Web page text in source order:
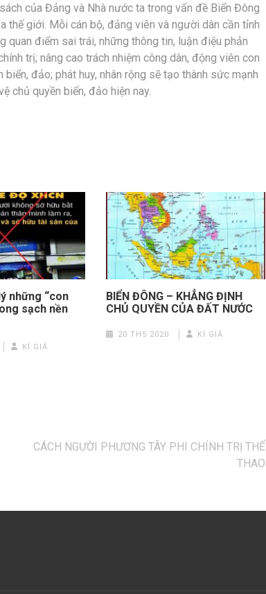
của Đảng và Nhà nước ta trong vấn đề Biển Đông
thế giới. Mỗi cán bộ, đảng viên và người dân cần tỉnh
quan điểm sai trái, những thông tin, luận điệu phản
trị; nâng cao trách nhiệm công dân, động viên con
đảo; phát huy, nhân rộng sẽ tạo thành sức mạnh
chủ quyền biển, đảo hiện nay.
những “con
sạch nền
KÍ GIẢ
BIỂN ĐÔNG – KHẲNG ĐỊNH
CHỦ QUYỀN CỦA ĐẤT NƯỚC
20 TH5 2020 KÍ GIẢ
CÁCH NGƯỜI PHƯƠNG TÂY PHI CHÍNH TRỊ THỂ
THAO